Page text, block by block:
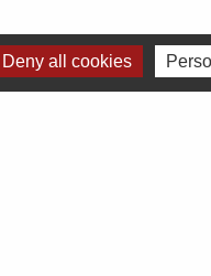
Deny all cookies